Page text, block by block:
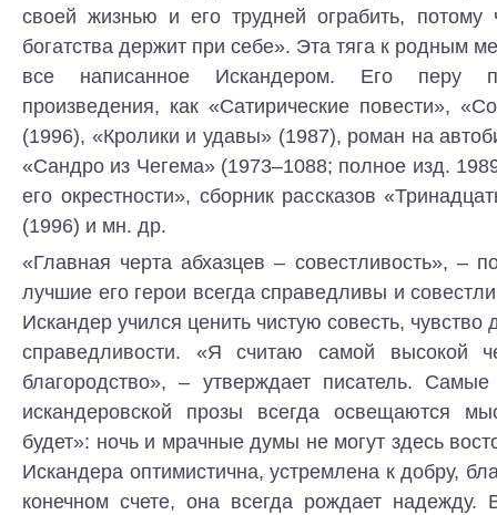
своей жизнью и его трудней ограбить,
богатства держит при себе». Эта тяга к родным
все написанное Искандером. Его перу
произведения, как «Сатирические повести»,
(1996), «Кролики и удавы» (1987), роман на
«Сандро из Чегема» (1973–1088; полное изд.
его окрестности», сборник рассказов
(1996) и мн. др.
«Главная черта абхазцев – совестливость», –
лучшие его герои всегда справедливы и
Искандер учился ценить чистую совесть, чувство
справедливости. «Я считаю самой высокой
благородство», – утверждает писатель.
искандеровской прозы всегда освещаются
будет»: ночь и мрачные думы не могут здесь
Искандера оптимистична, устремлена к добру,
конечном счете, она всегда рождает надежду.